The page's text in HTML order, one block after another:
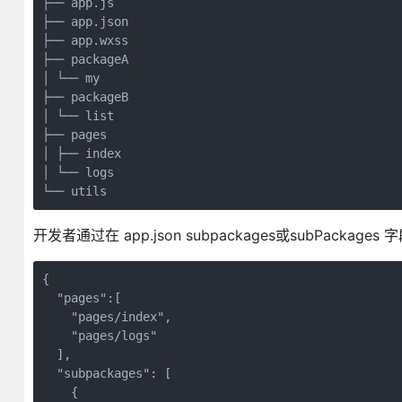
├── app.json
├── app.wxss
├── packageA
│ └── my
├── packageB
│ └── list
├── pages
│ ├── index
│ └── logs
└── utils
开发者通过在 app.json subpackages或subPackages 字
{
  "pages":[
    "pages/index",
    "pages/logs"
  ],
  "subpackages": [
    {